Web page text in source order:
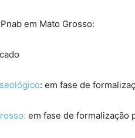
em Mato Grosso:
: em fase de
em fase de formalização